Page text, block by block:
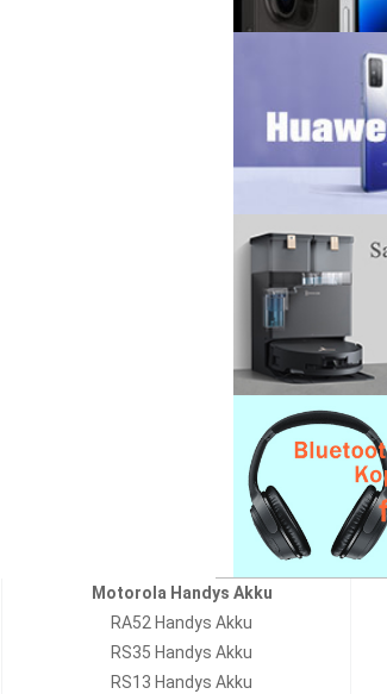
Motorola Handys Akku
RA52 Handys Akku
RS35 Handys Akku
RS13 Handys Akku